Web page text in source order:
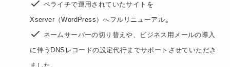
ペライチで運用されていたサイトを
Xserver（WordPress）へフルリニューアル。
ネームサーバーの切り替えや、ビジネス用メールの導入
に伴うDNSレコードの設定代行までサポートさせていただき
ました。